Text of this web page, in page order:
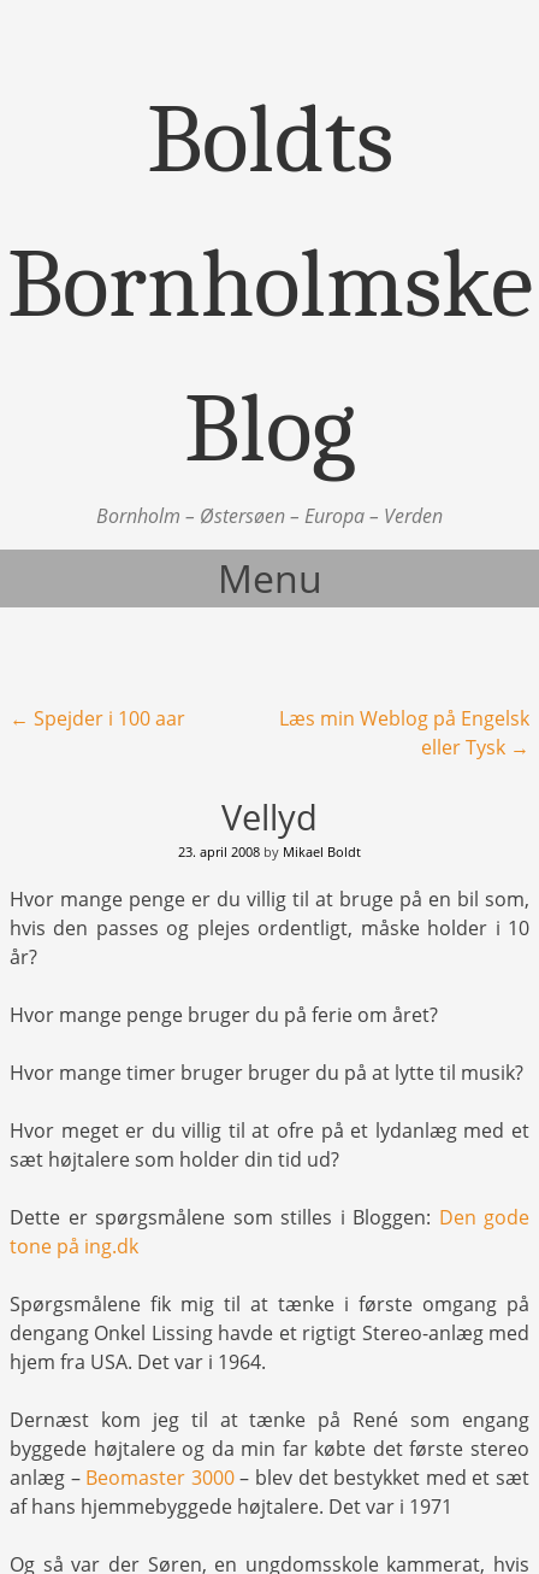
Boldts
Bornholmske
Blog
Bornholm – Østersøen – Europa – Verden
Menu
Post navigation
← Spejder i 100 aar
Læs min Weblog på Engelsk
eller Tysk →
Vellyd
23. april 2008 by Mikael Boldt
Hvor mange penge er du villig til at bruge på en bil som,
hvis den passes og plejes ordentligt, måske holder i 10
år?
Hvor mange penge bruger du på ferie om året?
Hvor mange timer bruger bruger du på at lytte til musik?
Hvor meget er du villig til at ofre på et lydanlæg med et
sæt højtalere som holder din tid ud?
Dette er spørgsmålene som stilles i Bloggen: Den gode
tone på ing.dk
Spørgsmålene fik mig til at tænke i første omgang på
dengang Onkel Lissing havde et rigtigt Stereo-anlæg med
hjem fra USA. Det var i 1964.
Dernæst kom jeg til at tænke på René som engang
byggede højtalere og da min far købte det første stereo
anlæg – Beomaster 3000– blev det bestykket med et sæt
af hans hjemmebyggede højtalere. Det var i 1971
Og så var der Søren, en ungdomsskole kammerat, hvis